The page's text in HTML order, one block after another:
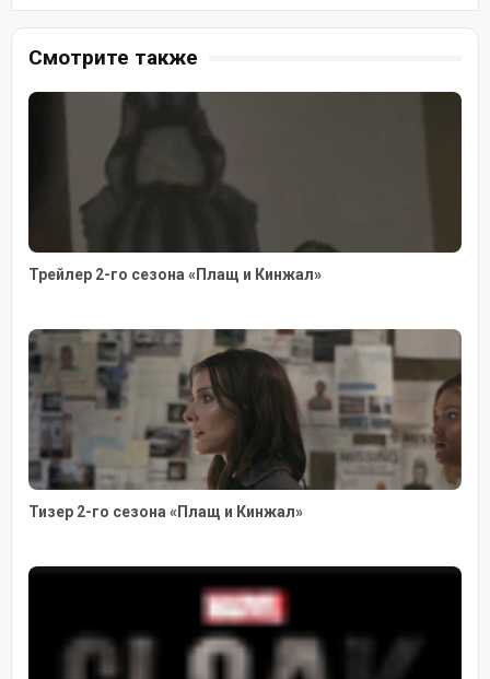
Смотрите также
Трейлер 2-го сезона «Плащ и Кинжал»
Тизер 2-го сезона «Плащ и Кинжал»